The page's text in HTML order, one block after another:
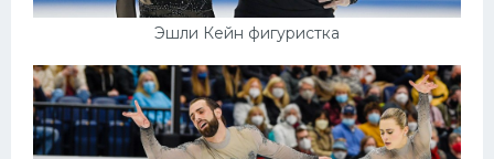
Эшли Кейн фигуристка
Футбол
Хоккей
Велогонки